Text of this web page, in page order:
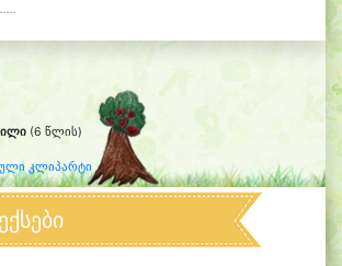
(6 წლის)
კლიპარტი